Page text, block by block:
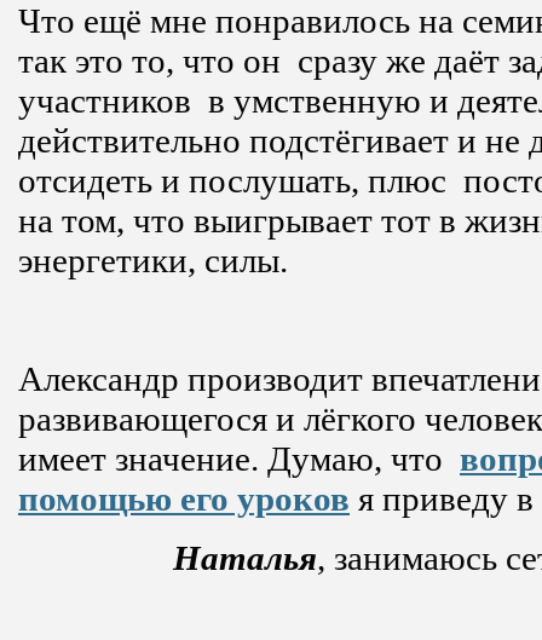
Что ещё мне понравилось на
так это то, что он сразу же даёт
участников в умственную и
действительно подстёгивает и не
отсидеть и послушать, плюс
на том, что выигрывает тот в
энергетики, силы.
Александр производит
развивающегося и лёгкого
имеет значение. Думаю, что
помощью его уроков я приведу
Наталья, занимаюсь